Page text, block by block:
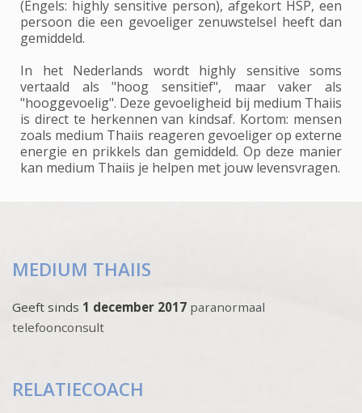
(Engels: highly sensitive person), afgekort HSP, een
persoon die een gevoeliger zenuwstelsel heeft dan
gemiddeld.
In het Nederlands wordt highly sensitive soms
vertaald als "hoog sensitief", maar vaker als
"hooggevoelig". Deze gevoeligheid bij medium Thaiis
is direct te herkennen van kindsaf. Kortom: mensen
zoals medium Thaiis reageren gevoeliger op externe
energie en prikkels dan gemiddeld. Op deze manier
kan medium Thaiis je helpen met jouw levensvragen.
MEDIUM THAIIS
Geeft sinds 1 december 2017 paranormaal
telefoonconsult
RELATIECOACH